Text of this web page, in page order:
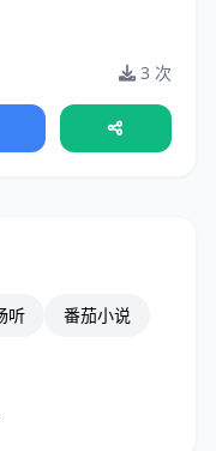
3 次
听
番茄小说